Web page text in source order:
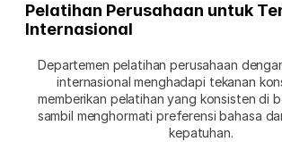
Pelatihan Perusahaan untuk
Internasional
Departemen pelatihan perusahaan
internasional menghadapi tekanan
memberikan pelatihan yang konsisten di
sambil menghormati preferensi bahasa
kepatuhan.